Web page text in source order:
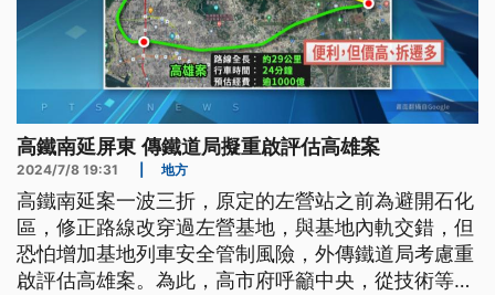
高鐵南延屏東 傳鐵道局擬重啟評估高雄案
2024/7/8 19:31 地方
高鐵南延案一波三折，原定的左營站之前為避開石化
區，修正路線改穿過左營基地，與基地內軌交錯，但
恐怕增加基地列車安全管制風險，外傳鐵道局考慮重
啟評估高雄案。為此，高市府呼籲中央，從技術等各